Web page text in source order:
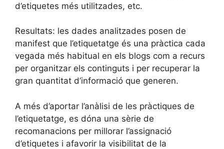
d’etiquetes més utilitzades, etc.
Resultats: les dades analitzades posen de
manifest que l’etiquetatge és una pràctica cada
vegada més habitual en els blogs com a recurs
per organitzar els continguts i per recuperar la
gran quantitat d’informació que generen.
A més d’aportar l’anàlisi de les pràctiques de
l’etiquetatge, es dóna una sèrie de
recomanacions per millorar l’assignació
d’etiquetes i afavorir la visibilitat de la